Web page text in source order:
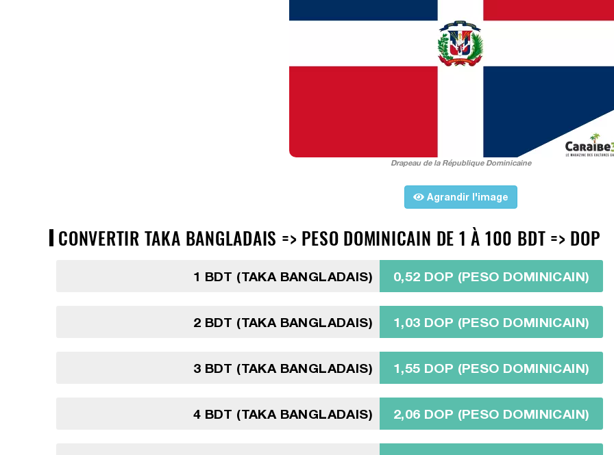
Drapeau de la République Dominicaine
Agrandir l'image
CONVERTIR TAKA BANGLADAIS => PESO DOMINICAIN DE 1 À 100 BDT => DOP
1 BDT (TAKA BANGLADAIS) 0,52 DOP (PESO DOMINICAIN)
2 BDT (TAKA BANGLADAIS) 1,03 DOP (PESO DOMINICAIN)
3 BDT (TAKA BANGLADAIS) 1,55 DOP (PESO DOMINICAIN)
4 BDT (TAKA BANGLADAIS) 2,06 DOP (PESO DOMINICAIN)